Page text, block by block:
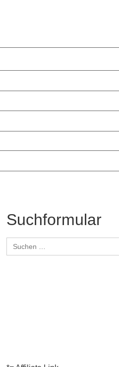
Suchformular
Search
for: